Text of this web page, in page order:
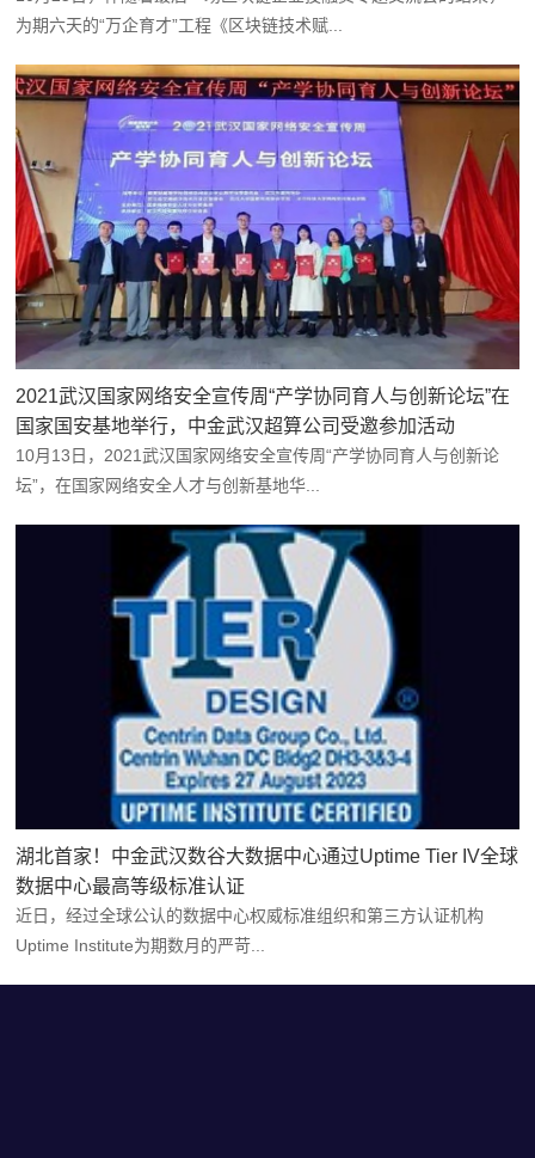
为期六天的“万企育才”工程《区块链技术赋...
2021武汉国家网络安全宣传周“产学协同育人与创新论坛”在
国家国安基地举行，中金武汉超算公司受邀参加活动
10月13日，2021武汉国家网络安全宣传周“产学协同育人与创新论
坛”，在国家网络安全人才与创新基地华...
湖北首家！中金武汉数谷大数据中心通过Uptime Tier IV全球
数据中心最高等级标准认证
近日，经过全球公认的数据中心权威标准组织和第三方认证机构
Uptime Institute为期数月的严苛...